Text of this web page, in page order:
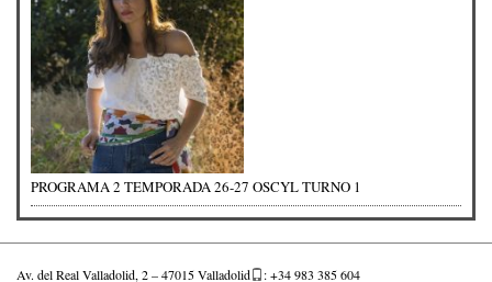
PROGRAMA 2 TEMPORADA 26-27 OSCYL TURNO 1
Av. del Real Valladolid, 2 – 47015 Valladolid : +34 983 385 604